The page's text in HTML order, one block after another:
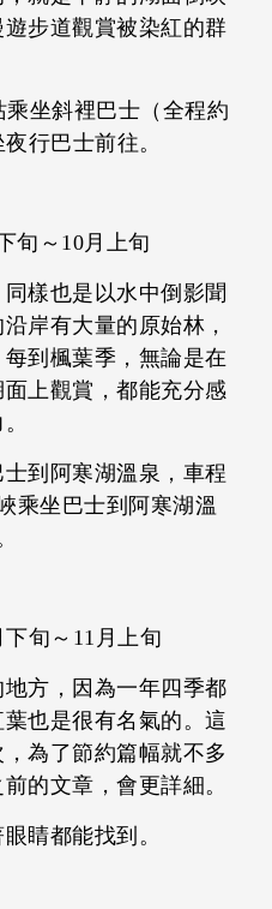
步道觀賞被染紅的群
坐斜裡巴士（全程約
行巴士前往。
旬～10月上旬
樣也是以水中倒影聞
沿岸有大量的原始林，
到楓葉季，無論是在
上觀賞，都能充分感
到阿寒湖溫泉，車程
乘坐巴士到阿寒湖溫
旬～11月上旬
方，因為一年四季都
也是很有名氣的。這
為了節約篇幅就不多
的文章，會更詳細。
睛都能找到。